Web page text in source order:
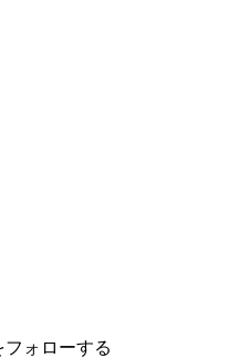
ォローする